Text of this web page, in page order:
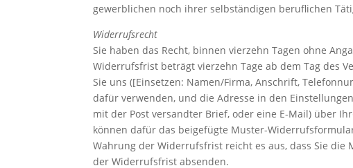
gewerblichen noch ihrer selbständigen beruflichen
Widerrufsrecht
Sie haben das Recht, binnen vierzehn Tagen ohne
Widerrufsfrist beträgt vierzehn Tage ab dem Tag des
Sie uns ([Einsetzen: Namen/Firma, Anschrift,
dafür verwenden, und die Adresse in den
mit der Post versandter Brief, oder eine E-Mail) über
können dafür das beigefügte Muster-
Wahrung der Widerrufsfrist reicht es aus, dass Sie
der Widerrufsfrist absenden.